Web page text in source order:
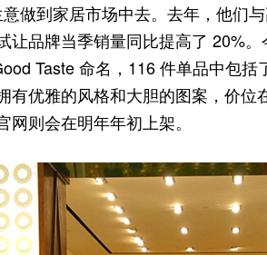
做到家居市场中去。去年，他们
让品牌当季销量同比提高了 20%
Taste 命名，116 件单品中包
有优雅的风格和大胆的图案，价
网则会在明年年初上架。